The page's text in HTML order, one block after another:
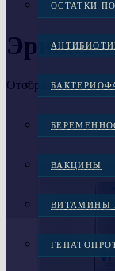
ОСТАТКИ
ВАКЦИНЫ
ВИТАМИНЫ
Эринит
Отображение